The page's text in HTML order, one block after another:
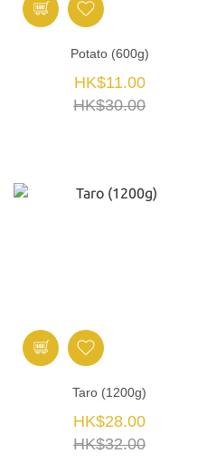
Potato (600g)
HK$11.00
HK$30.00
Taro (1200g)
HK$28.00
HK$32.00